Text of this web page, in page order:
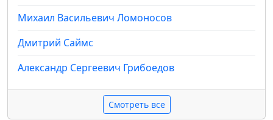
Михаил Васильевич Ломоносов
Дмитрий Саймс
Александр Сергеевич Грибоедов
Смотреть все